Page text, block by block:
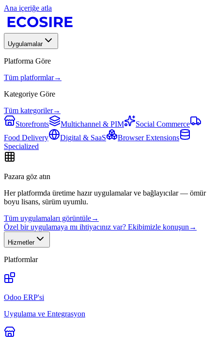
Ana içeriğe atla
Uygulamalar
Platforma Göre
Tüm platformlar→
Kategoriye Göre
Tüm kategoriler→
Storefronts
Multichannel & PIM
Social Commerce
Food Delivery
Digital & SaaS
Browser Extensions
Specialized
Pazara göz atın
Her platformda üretime hazır uygulamalar ve bağlayıcılar — ömür
boyu lisans, sürüm uyumlu.
Tüm uygulamaları görüntüle→
Özel bir uygulamaya mı ihtiyacınız var? Ekibimizle konuşun →
Hizmetler
Platformlar
Odoo ERP'si
Uygulama ve Entegrasyon